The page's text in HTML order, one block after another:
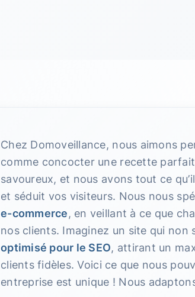
Chez Domoveillance, nous aimons
comme concocter une recette
savoureux, et nous avons tout ce
et séduit vos visiteurs. Nous nous
e-commerce, en veillant à ce que
nos clients. Imaginez un site qui non
optimisé pour le SEO, attirant un
clients fidèles. Voici ce que nous
entreprise est unique ! Nous